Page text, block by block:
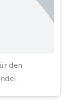
den